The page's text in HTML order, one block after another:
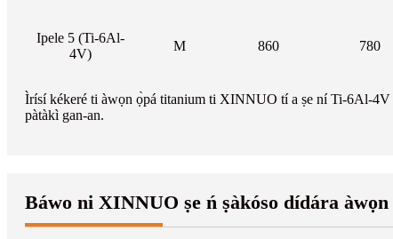
Ipele 5 (Ti-6Al-
4V)
M 860 780
Ìrísí kékeré ti àwọn ọ̀pá titanium ti XINNUO tí a ṣe ní Ti-6Al-4V
pàtàkì gan-an.
Báwo ni XINNUO ṣe ń ṣàkóso dídára